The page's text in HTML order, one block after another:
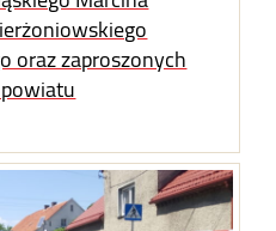
oraz zaproszonych